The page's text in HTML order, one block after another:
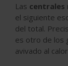
Las centrales
el siguiente
del total.
es otro de los
avivado al